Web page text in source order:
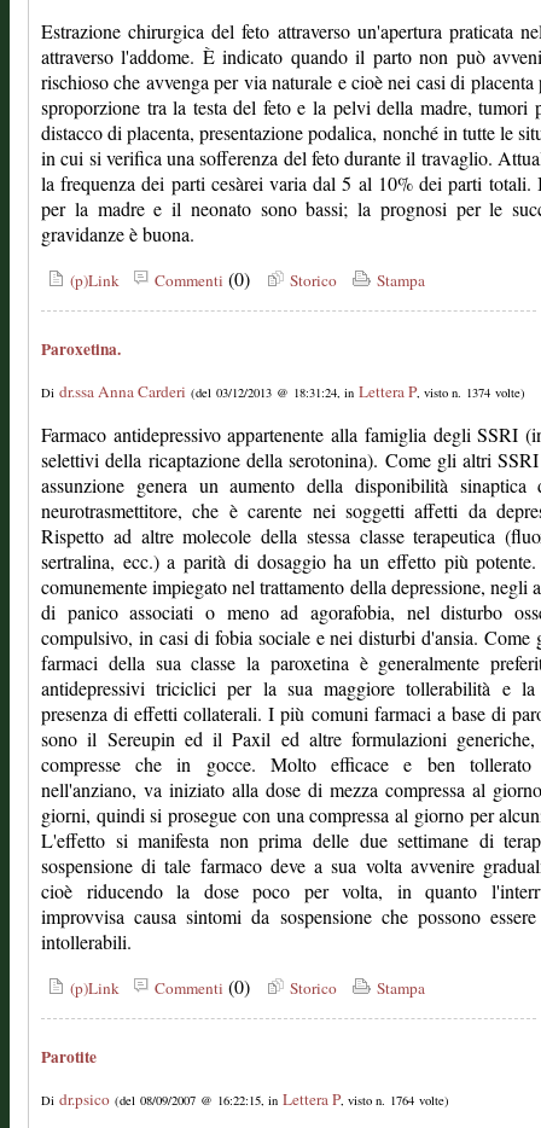
Estrazione chirurgica del feto attraverso un'apertura praticata
attraverso l'addome. È indicato quando il parto non può
rischioso che avvenga per via naturale e cioè nei casi di placenta
sproporzione tra la testa del feto e la pelvi della madre, tumori
distacco di placenta, presentazione podalica, nonché in tutte le
in cui si verifica una sofferenza del feto durante il travaglio.
la frequenza dei parti cesàrei varia dal 5 al 10% dei parti totali.
per la madre e il neonato sono bassi; la prognosi per le
gravidanze è buona.
(p)Link Commenti (0) Storico Stampa
Paroxetina.
Di dr.ssa Anna Carderi (del 03/12/2013 @ 18:31:24, in Lettera P, visto n. 1374 volte)
Farmaco antidepressivo appartenente alla famiglia degli SSRI
selettivi della ricaptazione della serotonina). Come gli altri
assunzione genera un aumento della disponibilità sinaptica
neurotrasmettitore, che è carente nei soggetti affetti da
Rispetto ad altre molecole della stessa classe terapeutica
sertralina, ecc.) a parità di dosaggio ha un effetto più
comunemente impiegato nel trattamento della depressione, negli
di panico associati o meno ad agorafobia, nel disturbo
compulsivo, in casi di fobia sociale e nei disturbi d'ansia. Come
farmaci della sua classe la paroxetina è generalmente
antidepressivi triciclici per la sua maggiore tollerabilità e
presenza di effetti collaterali. I più comuni farmaci a base di
sono il Sereupin ed il Paxil ed altre formulazioni
compresse che in gocce. Molto efficace e ben tollerato
nell'anziano, va iniziato alla dose di mezza compressa al
giorni, quindi si prosegue con una compressa al giorno per
L'effetto si manifesta non prima delle due settimane di
sospensione di tale farmaco deve a sua volta avvenire
cioè riducendo la dose poco per volta, in quanto
improvvisa causa sintomi da sospensione che possono
intollerabili.
(p)Link Commenti (0) Storico Stampa
Parotite
Di dr.psico (del 08/09/2007 @ 16:22:15, in Lettera P, visto n. 1764 volte)